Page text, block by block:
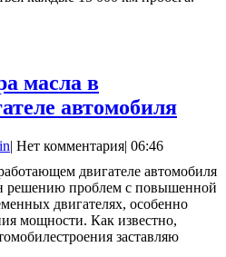
масла в
автомобиля
в
vsc4x4_admin
| Нет комментария| 06:46
решению проблем с повышенной
двигателях, особенно
мощности. Как известно,
заставляю